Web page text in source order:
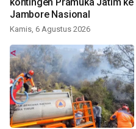
Jambore Nasional
Kamis, 6 Agustus 2026